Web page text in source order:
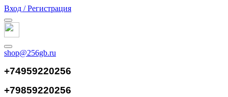
Вход / Регистрация
shop@256gb.ru
+74959220256
+79859220256